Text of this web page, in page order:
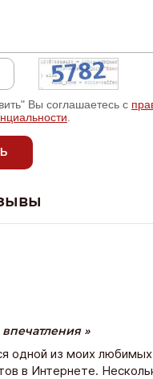
Вы соглашаетесь с
одной из моих
в Интернете.